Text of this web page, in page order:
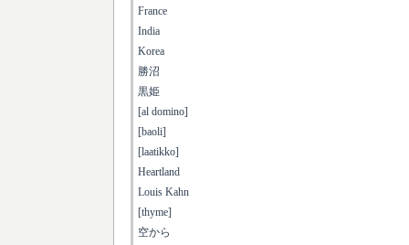
France
India
Korea
勝沼
黒姫
[al domino]
[baoli]
[laatikko]
Heartland
Louis Kahn
[thyme]
空から